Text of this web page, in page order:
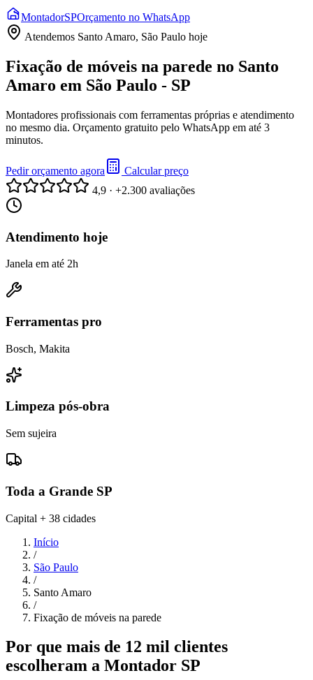
MontadorSPOrçamento no WhatsApp
Atendemos Santo Amaro, São Paulo hoje
Fixação de móveis na parede no Santo
Amaro em São Paulo - SP
Montadores profissionais com ferramentas próprias e atendimento
no mesmo dia. Orçamento gratuito pelo WhatsApp em até 3
minutos.
Pedir orçamento agora
Calcular preço
4,9 · +2.300 avaliações
Atendimento hoje
Janela em até 2h
Ferramentas pro
Bosch, Makita
Limpeza pós-obra
Sem sujeira
Toda a Grande SP
Capital + 38 cidades
Início
/
São Paulo
/
Santo Amaro
/
Fixação de móveis na parede
Por que mais de 12 mil clientes
escolheram a Montador SP